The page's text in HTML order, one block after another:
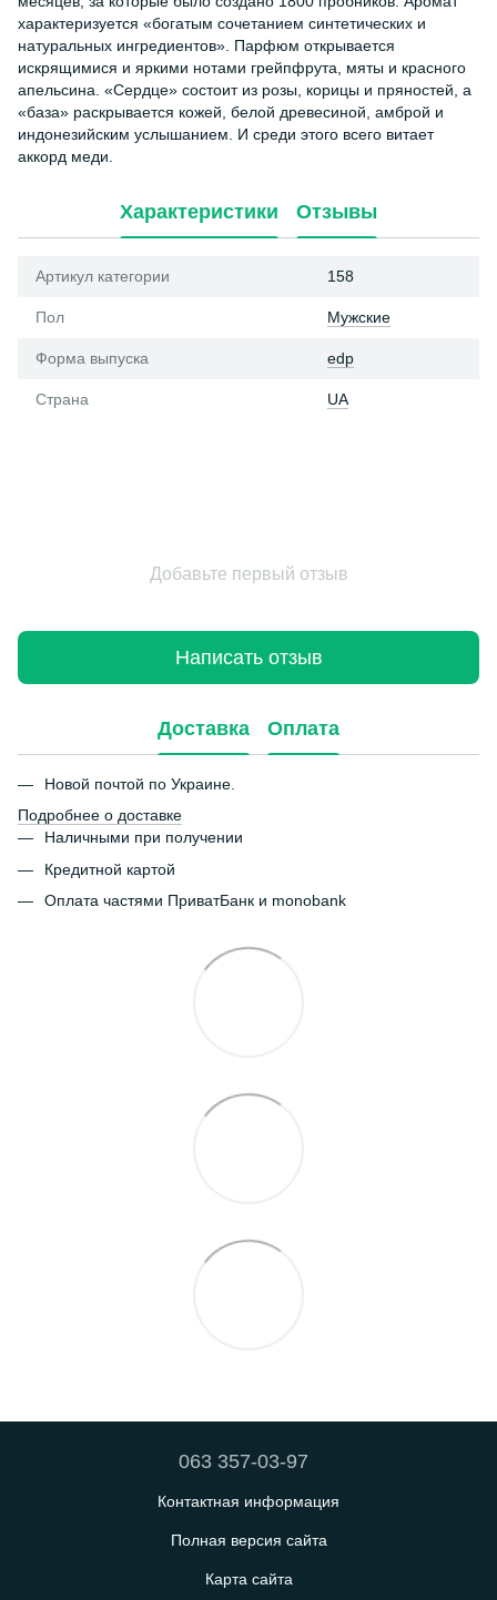
характеризуется «богатым сочетанием синтетических и
натуральных ингредиентов». Парфюм открывается
искрящимися и яркими нотами грейпфрута, мяты и красного
апельсина. «Сердце» состоит из розы, корицы и пряностей, а
«база» раскрывается кожей, белой древесиной, амброй и
индонезийским услышанием. И среди этого всего витает
аккорд меди.
Характеристики Отзывы
Артикул категории 158
Пол Мужские
Форма выпуска edp
Страна UA
Добавьте первый отзыв
Написать отзыв
Доставка Оплата
Новой почтой по Украине.
Подробнее о доставке
Наличными при получении
Кредитной картой
Оплата частями ПриватБанк и monobank
063 357-03-97
Контактная информация
Полная версия сайта
Карта сайта